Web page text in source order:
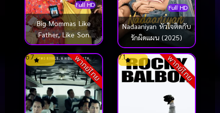
Full HD
Big Mommas Like
Father, Like Son
(2011) บิ๊กมาม่าส์ 3
พ่อลูกครอบครัวต่อม
หลุด
Full HD
Nadaaniyan หัวใจติดกับ
รักผิดแผน (2025)
พากย์ไทย
6.7 พากย์ไทย
7.1